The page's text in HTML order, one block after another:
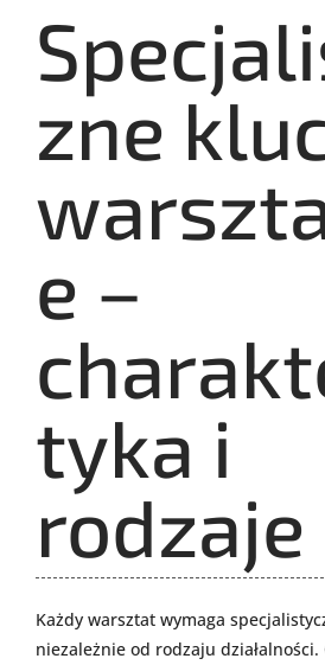
zne
e –
tyka i
rodzaje
Każdy warsztat wymaga
niezależnie od rodzaju